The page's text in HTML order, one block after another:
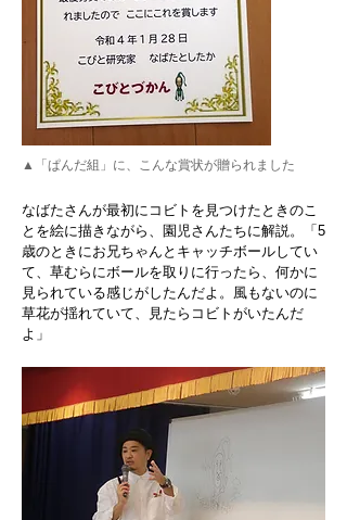
▲「ぱんだ組」に、こんな賞状が贈られました
なばたさんが最初にコビトを見つけたときのこ
とを絵に描きながら、園児さんたちに解説。「5
歳のときにお兄ちゃんとキャッチボールしてい
て、草むらにボールを取りに行ったら、何かに
見られている感じがしたんだよ。風もないのに
草花が揺れていて、見たらコビトがいたんだ
よ」